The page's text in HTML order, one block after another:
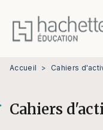
MENU
PIED DE PAGE
Accueil > Cahiers
Cahiers